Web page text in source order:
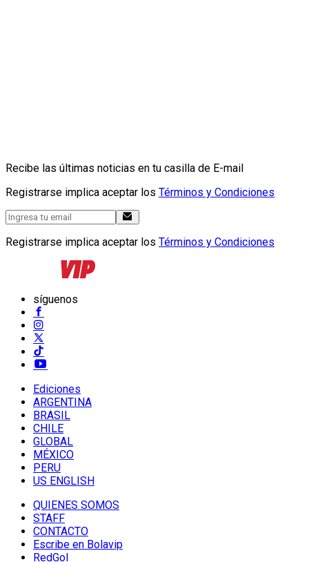
Recibe las últimas noticias en tu casilla de E-mail
Registrarse implica aceptar los Términos y Condiciones
Registrarse implica aceptar los Términos y Condiciones
síguenos
Ediciones
ARGENTINA
BRASIL
CHILE
GLOBAL
MÉXICO
PERU
US ENGLISH
QUIENES SOMOS
STAFF
CONTACTO
Escribe en Bolavip
RedGol